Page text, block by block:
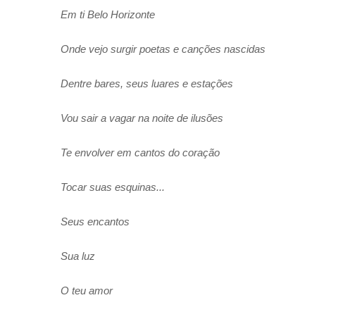
Em ti Belo Horizonte
Onde vejo surgir poetas e canções nascidas
Dentre bares, seus luares e estações
Vou sair a vagar na noite de ilusões
Te envolver em cantos do coração
Tocar suas esquinas...
Seus encantos
Sua luz
O teu amor